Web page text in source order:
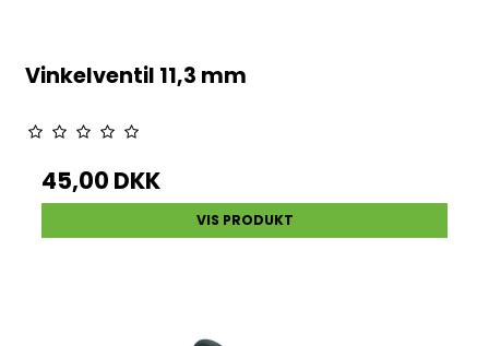
Vinkelventil 11,3 mm
45,00 DKK
VIS PRODUKT